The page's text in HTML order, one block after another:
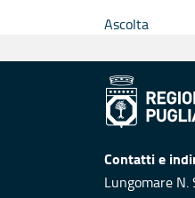
Ascolta
Contatti e
Lungomare